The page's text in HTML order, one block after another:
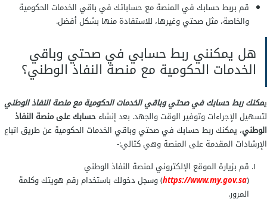
قم بربط حسابك في المنصة مع حساباتك في باقي الخدمات الحكومية
والخاصة، مثل صحتي وغيرها، للاستفادة منها بشكل أفضل.
هل يمكنني ربط حسابي في صحتي وباقي
الخدمات الحكومية مع منصة النفاذ الوطني؟
يمكنك ربط حسابك في صحتي وباقي الخدمات الحكومية مع منصة النفاذ الوطني
لتسهيل الإجراءات وتوفير الوقت والجهد. بعد إنشاءحسابك على منصة النفاذ
الوطني، يمكنك ربط حسابك في صحتي وباقي الخدمات الحكومية عن طريق اتباع
الإرشادات المقدمة على المنصة وهي كتالي:-
قم بزيارة الموقع الإلكتروني لمنصة النفاذ الوطني
(
https://www.my.gov.sa) وسجل دخولك باستخدام رقم هويتك وكلمة
المرور.